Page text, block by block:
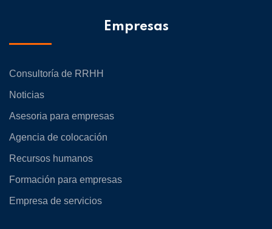
Empresas
Consultoría de RRHH
Noticias
Asesoria para empresas
Agencia de colocación
Recursos humanos
Formación para empresas
Empresa de servicios